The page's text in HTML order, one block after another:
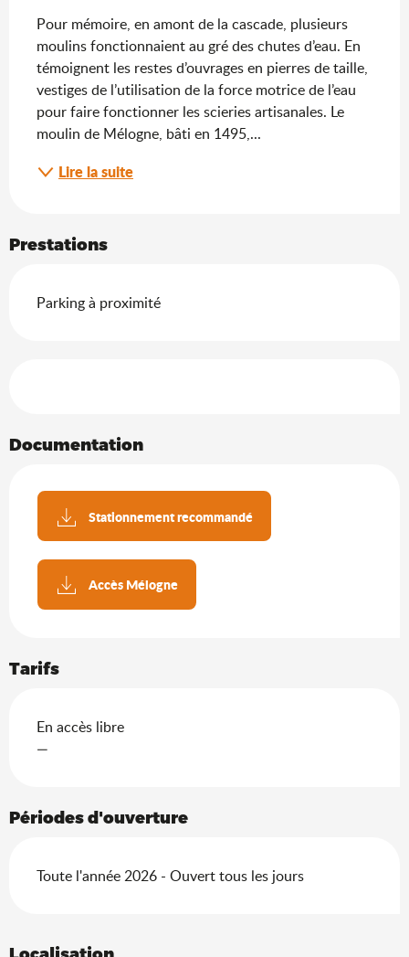
Pour mémoire, en amont de la cascade, plusieurs
moulins fonctionnaient au gré des chutes d’eau. En
témoignent les restes d’ouvrages en pierres de taille,
vestiges de l’utilisation de la force motrice de l’eau
pour faire fonctionner les scieries artisanales. Le
moulin de Mélogne, bâti en 1495,...
Lire la suite
Prestations
Parking à proximité
Documentation
Stationnement recommandé
Accès Mélogne
Tarifs
En accès libre
—
Périodes d'ouverture
Toute l'année 2026 - Ouvert tous les jours
Localisation